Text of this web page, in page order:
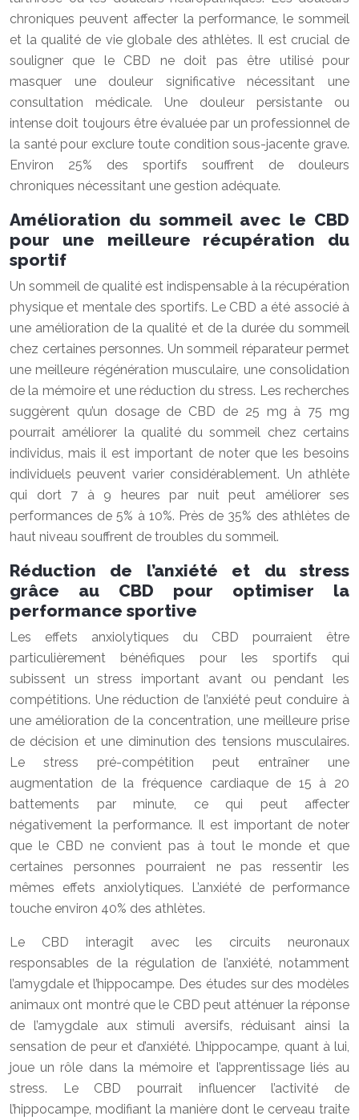
chroniques peuvent affecter la performance, le sommeil
et la qualité de vie globale des athlètes. Il est crucial de
souligner que le CBD ne doit pas être utilisé pour
masquer une douleur significative nécessitant une
consultation médicale. Une douleur persistante ou
intense doit toujours être évaluée par un professionnel de
la santé pour exclure toute condition sous-jacente grave.
Environ 25% des sportifs souffrent de douleurs
chroniques nécessitant une gestion adéquate.
Amélioration du sommeil avec le CBD
pour une meilleure récupération du
sportif
Un sommeil de qualité est indispensable à la récupération
physique et mentale des sportifs. Le CBD a été associé à
une amélioration de la qualité et de la durée du sommeil
chez certaines personnes. Un sommeil réparateur permet
une meilleure régénération musculaire, une consolidation
de la mémoire et une réduction du stress. Les recherches
suggèrent qu’un dosage de CBD de 25 mg à 75 mg
pourrait améliorer la qualité du sommeil chez certains
individus, mais il est important de noter que les besoins
individuels peuvent varier considérablement. Un athlète
qui dort 7 à 9 heures par nuit peut améliorer ses
performances de 5% à 10%. Près de 35% des athlètes de
haut niveau souffrent de troubles du sommeil.
Réduction de l’anxiété et du stress
grâce au CBD pour optimiser la
performance sportive
Les effets anxiolytiques du CBD pourraient être
particulièrement bénéfiques pour les sportifs qui
subissent un stress important avant ou pendant les
compétitions. Une réduction de l’anxiété peut conduire à
une amélioration de la concentration, une meilleure prise
de décision et une diminution des tensions musculaires.
Le stress pré-compétition peut entraîner une
augmentation de la fréquence cardiaque de 15 à 20
battements par minute, ce qui peut affecter
négativement la performance. Il est important de noter
que le CBD ne convient pas à tout le monde et que
certaines personnes pourraient ne pas ressentir les
mêmes effets anxiolytiques. L’anxiété de performance
touche environ 40% des athlètes.
Le CBD interagit avec les circuits neuronaux
responsables de la régulation de l’anxiété, notamment
l’amygdale et l’hippocampe. Des études sur des modèles
animaux ont montré que le CBD peut atténuer la réponse
de l’amygdale aux stimuli aversifs, réduisant ainsi la
sensation de peur et d’anxiété. L’hippocampe, quant à lui,
joue un rôle dans la mémoire et l’apprentissage liés au
stress. Le CBD pourrait influencer l’activité de
l’hippocampe, modifiant la manière dont le cerveau traite